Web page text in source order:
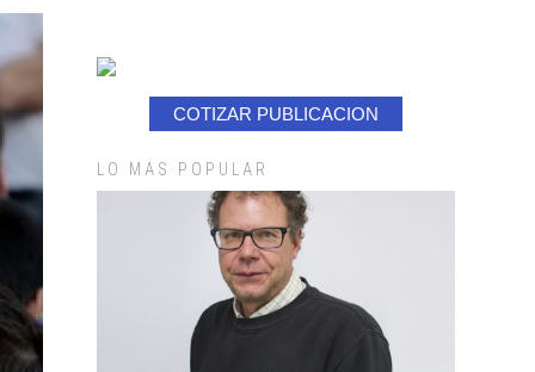
COTIZAR PUBLICACION
LO MAS POPULAR